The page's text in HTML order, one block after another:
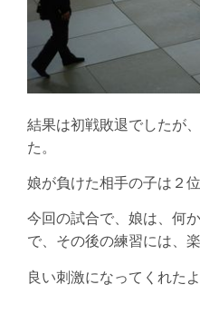
結果は初戦敗退でしたが
た。
娘が負けた相手の子は２
今回の試合で、娘は、何
で、その後の練習には、
良い刺激になってくれた